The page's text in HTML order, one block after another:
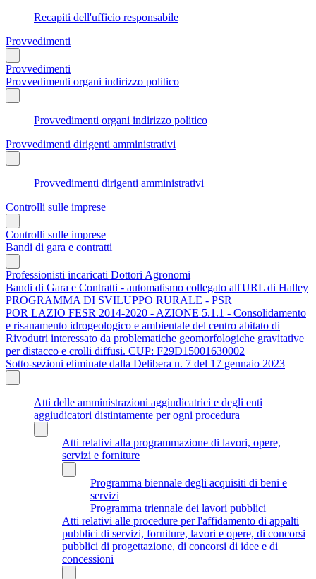
Recapiti dell'ufficio responsabile
Provvedimenti
Provvedimenti
Provvedimenti organi indirizzo politico
Provvedimenti organi indirizzo politico
Provvedimenti dirigenti amministrativi
Provvedimenti dirigenti amministrativi
Controlli sulle imprese
Controlli sulle imprese
Bandi di gara e contratti
Professionisti incaricati Dottori Agronomi
Bandi di Gara e Contratti - automatismo collegato all'URL di Halley
PROGRAMMA DI SVILUPPO RURALE - PSR
POR LAZIO FESR 2014-2020 - AZIONE 5.1.1 - Consolidamento
e risanamento idrogeologico e ambientale del centro abitato di
Rivodutri interessato da problematiche geomorfologiche gravitative
per distacco e crolli diffusi. CUP: F29D15001630002
Sotto-sezioni eliminate dalla Delibera n. 7 del 17 gennaio 2023
Atti delle amministrazioni aggiudicatrici e degli enti
aggiudicatori distintamente per ogni procedura
Atti relativi alla programmazione di lavori, opere,
servizi e forniture
Programma biennale degli acquisiti di beni e
servizi
Programma triennale dei lavori pubblici
Atti relativi alle procedure per l'affidamento di appalti
pubblici di servizi, forniture, lavori e opere, di concorsi
pubblici di progettazione, di concorsi di idee e di
concessioni